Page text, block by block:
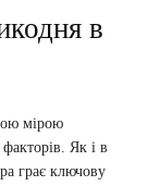
в
мірою
Як і в
грає ключову